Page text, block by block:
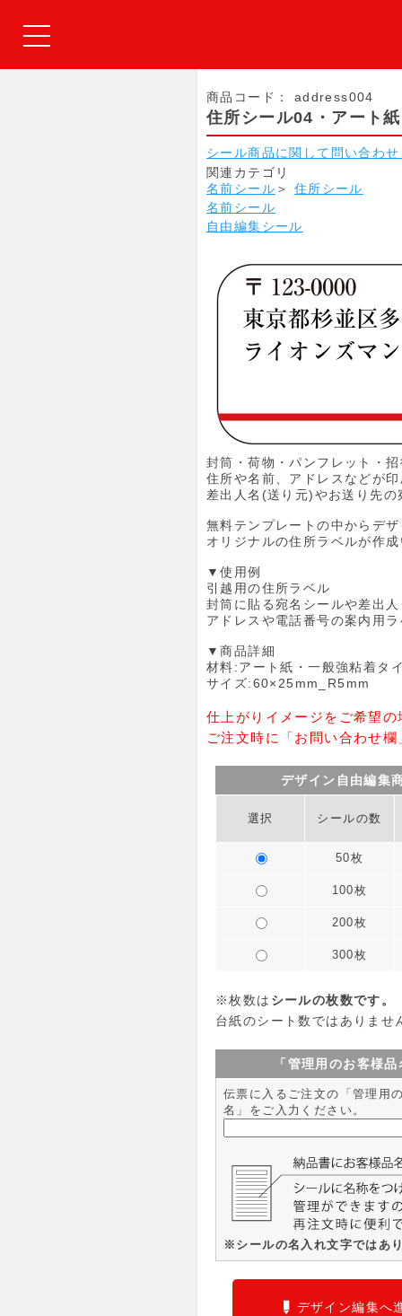
商品コード： address004
住所シール04・アート
シール商品に関して問い合わ
関連カテゴリ
名前シール ＞
住所シール
名前シール
自由編集シール
封筒・荷物・パンフレット・
住所や名前、アドレスなどが
差出人名(送り元)やお送り先
無料テンプレートの中からデ
オリジナルの住所ラベルが作
▼使用例
引越用の住所ラベル
封筒に貼る宛名シールや差出
アドレスや電話番号の案内用
▼商品詳細
材料:アート紙・一般強粘着タ
サイズ:60×25mm_R5mm
仕上がりイメージをご希望の
ご注文時に「お問い合わせ
デザイン自由編集
選択 シールの数
50枚
100枚
200枚
300枚
※枚数は シールの枚数です。
台紙のシート数ではありませ
「管理用のお客様
伝票に入るご注文の「管理用
名」をご入力ください。
※シールの名入れ文字ではあ
デザイン編集へ